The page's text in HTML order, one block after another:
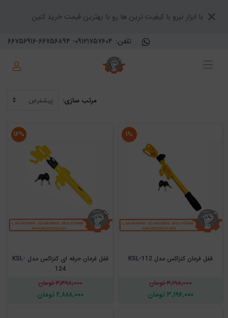
با ابزار نیرو با کیفیت ترین ها رو با بهترین قیمت خرید کنین
تلفن: ۶۶۷۵۶۹۱۶-۶۶۷۵۶۸۹۴ -۰۹۱۲۱۷۵۷۶۰۴
مرتب سازی:
قفل فرمان کنزاکس مدل KSL-112
۱%
۳,۱۹۸,۰۰۰ تومان
۳,۱۹۶,۰۰۰ تومان
قفل فرمان حرفه ای کنزاکس مدل KSL-
124
۱۶%
۳,۳۹۸,۰۰۰ تومان
۲,۸۸۸,۰۰۰ تومان